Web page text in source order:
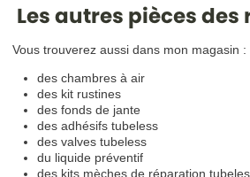
Les autres pièces des
Vous trouverez aussi dans mon magasin :
des chambres à air
des kit rustines
des fonds de jante
des adhésifs tubeless
des valves tubeless
du liquide préventif
des kits mèches de réparation